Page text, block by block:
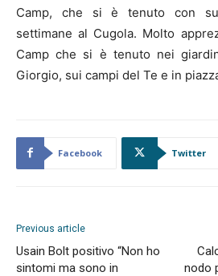
Camp, che si è tenuto con
settimane al Cugola. Molto
Camp che si è tenuto nei
Giorgio, sui campi del Te e in
Facebook Twitter
Previous article
Usain Bolt positivo “Non ho
sintomi ma sono in
nodo